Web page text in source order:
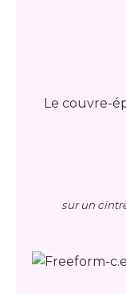
Le couvre-
sur un